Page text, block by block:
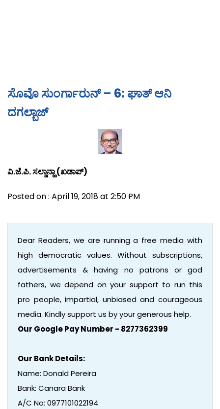
ಸೊವೊ ಸುಂರ್ಗಾರುನ್ – 6: ಘಾತ್ ಆನಿ
ದಗಲ್ಬಾಜ್
ವಿ.ಜೆ.ಪಿ. ಸಲ್ಡಾನ್ಹಾ (ಖಡಾಪ್)
Posted on : April 19, 2018 at 2:50 PM
Dear Readers, we are running a free media with
high democratic values. Without subscriptions,
advertisements & having no patrons or god
fathers, we depend on your support to run this
pro people, impartial, unbiased and courageous
media. Kindly support us by your generous help.
Our Google Pay Number - 8277362399
Our Bank Details:
Name: Donald Pereira
Bank: Canara Bank
A/C No: 0977101022194